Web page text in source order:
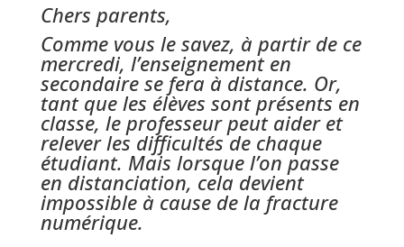
Chers parents,
Comme vous le savez, à partir de ce
mercredi, l’enseignement en
secondaire se fera à distance. Or,
tant que les élèves sont présents en
classe, le professeur peut aider et
relever les difficultés de chaque
étudiant. Mais lorsque l’on passe
en distanciation, cela devient
impossible à cause de la fracture
numérique.